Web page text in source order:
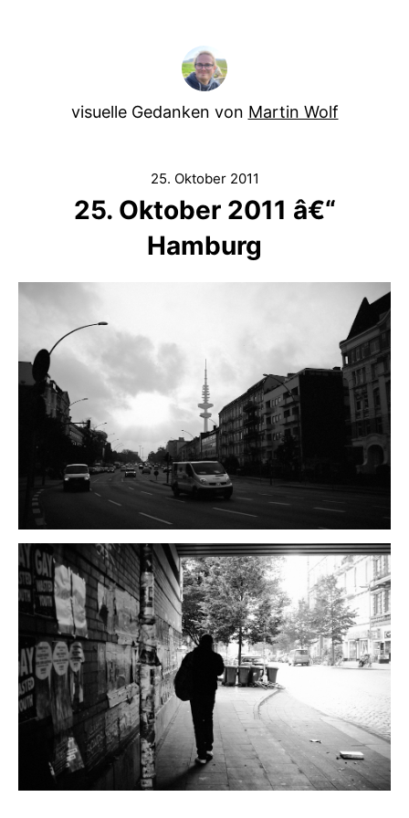
visuelle Gedanken von Martin Wolf
25. Oktober 2011
25. Oktober 2011 â€“
Hamburg